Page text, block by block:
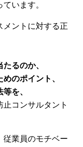
います。
メントに対する正
るのか、
のポイント、
を、
コンサルタント
従業員のモチベー